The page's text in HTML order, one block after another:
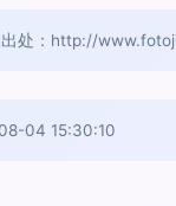
出处：http://
04 15:30:10